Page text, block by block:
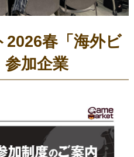
春「海外ビ
参加企業